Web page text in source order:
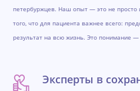
петербуржцев. Наш опыт — это не просто
того, что для пациента важнее всего:
результат на всю жизнь. Это понимание
Эксперты в